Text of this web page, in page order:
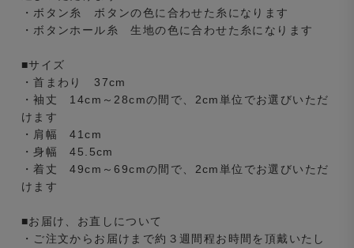
・ボタン糸 ボタンの色に合わせた糸になります
・ボタンホール糸 生地の色に合わせた糸になります
■サイズ
・首まわり 37cm
・袖丈 14cm～28cmの間で、2cm単位でお選びいただ
けます
・肩幅 41cm
・身幅 45.5cm
・着丈 49cm～69cmの間で、2cm単位でお選びいただ
けます
■お届け、お直しについて
・ご注文からお届けまで約３週間程お時間を頂戴いたし